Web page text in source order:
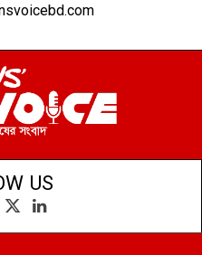
US
X
(Twitter)
LinkedIn